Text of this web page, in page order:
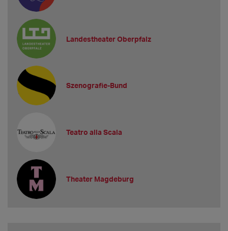
Landestheater Oberpfalz
Szenografie-Bund
Teatro alla Scala
Theater Magdeburg